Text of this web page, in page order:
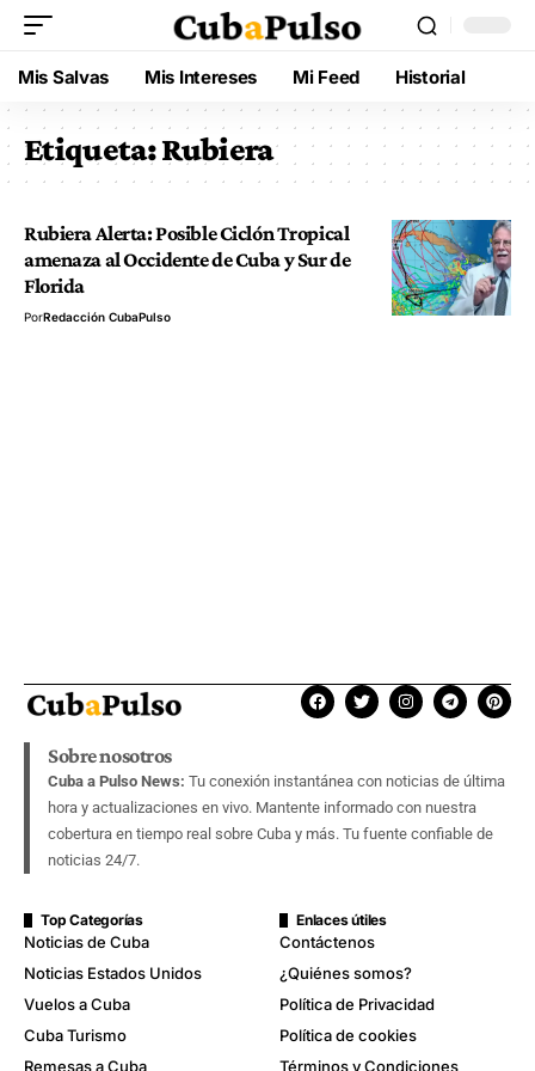
Mis Salvas Mis Intereses Mi Feed Historial
Etiqueta:Rubiera
Rubiera Alerta: Posible Ciclón Tropical
amenaza al Occidente de Cuba y Sur de
Florida
PorRedacción CubaPulso
Sobre nosotros
Cuba a Pulso News: Tu conexión instantánea con noticias de última
hora y actualizaciones en vivo. Mantente informado con nuestra
cobertura en tiempo real sobre Cuba y más. Tu fuente confiable de
noticias 24/7.
Top Categorías
Noticias de Cuba
Noticias Estados Unidos
Vuelos a Cuba
Cuba Turismo
Remesas a Cuba
Enlaces útiles
Contáctenos
¿Quiénes somos?
Política de Privacidad
Política de cookies
Términos y Condiciones